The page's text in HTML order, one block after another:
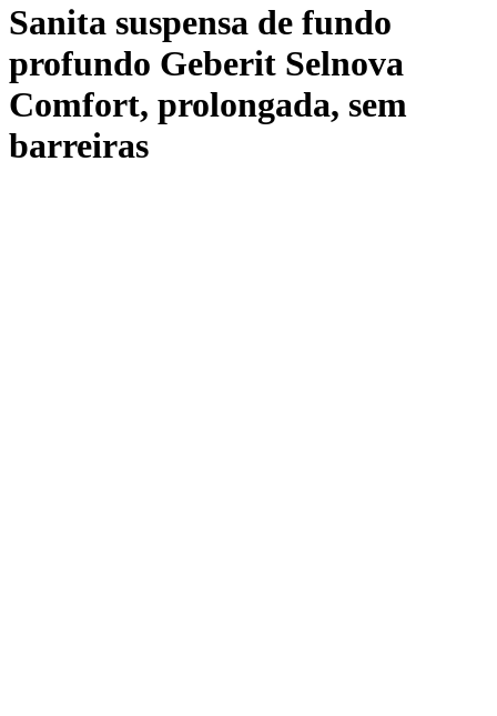
Sanita suspensa de fundo
profundo Geberit Selnova
Comfort, prolongada, sem
barreiras